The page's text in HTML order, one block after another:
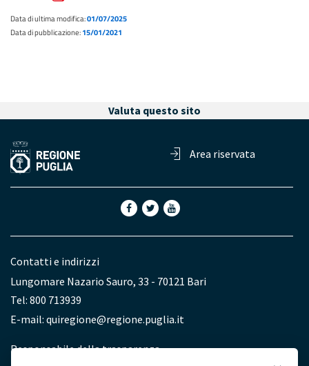
Data di ultima modifica:01/07/2025
Data di pubblicazione:15/01/2021
Valuta questo sito
Area riservata
Contatti e indirizzi
Lungomare Nazario Sauro, 33 - 70121 Bari
Tel: 800 713939
E-mail: quiregione@regione.puglia.it
Redazione
Responsabile della trasparenza